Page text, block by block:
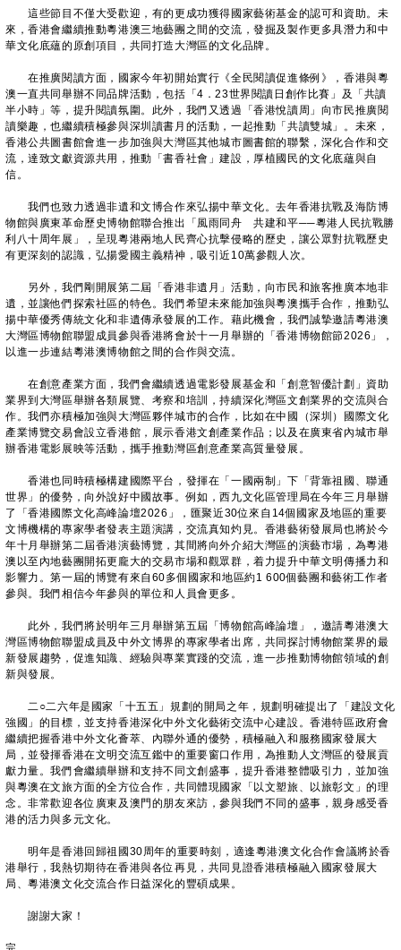
這些節目不僅大受歡迎，有的更成功獲得國家藝術基金的認可和資助。未
來，香港會繼續推動粵港澳三地藝團之間的交流，發掘及製作更多具潛力和中
華文化底蘊的原創項目，共同打造大灣區的文化品牌。
在推廣閱讀方面，國家今年初開始實行《全民閱讀促進條例》，香港與粵
澳一直共同舉辦不同品牌活動，包括「4．23世界閱讀日創作比賽」及「共讀
半小時」等，提升閱讀氛圍。此外，我們又透過「香港悅讀周」向市民推廣閱
讀樂趣，也繼續積極參與深圳讀書月的活動，一起推動「共讀雙城」。未來，
香港公共圖書館會進一步加強與大灣區其他城市圖書館的聯繫，深化合作和交
流，達致文獻資源共用，推動「書香社會」建設，厚植國民的文化底蘊與自
信。
我們也致力透過非遺和文博合作來弘揚中華文化。去年香港抗戰及海防博
物館與廣東革命歷史博物館聯合推出「風雨同舟 共建和平──粵港人民抗戰勝
利八十周年展」，呈現粵港兩地人民齊心抗擊侵略的歷史，讓公眾對抗戰歷史
有更深刻的認識，弘揚愛國主義精神，吸引近10萬參觀人次。
另外，我們剛開展第二屆「香港非遺月」活動，向市民和旅客推廣本地非
遺，並讓他們探索社區的特色。我們希望未來能加強與粵澳攜手合作，推動弘
揚中華優秀傳統文化和非遺傳承發展的工作。藉此機會，我們誠摯邀請粵港澳
大灣區博物館聯盟成員參與香港將會於十一月舉辦的「香港博物館節2026」，
以進一步連結粵港澳博物館之間的合作與交流。
在創意產業方面，我們會繼續透過電影發展基金和「創意智優計劃」資助
業界到大灣區舉辦各類展覽、考察和培訓，持續深化灣區文創業界的交流與合
作。我們亦積極加強與大灣區夥伴城市的合作，比如在中國（深圳）國際文化
產業博覽交易會設立香港館，展示香港文創產業作品；以及在廣東省內城市舉
辦香港電影展映等活動，攜手推動灣區創意產業高質量發展。
香港也同時積極構建國際平台，發揮在「一國兩制」下「背靠祖國、聯通
世界」的優勢，向外說好中國故事。例如，西九文化區管理局在今年三月舉辦
了「香港國際文化高峰論壇2026」，匯聚近30位來自14個國家及地區的重要
文博機構的專家學者發表主題演講，交流真知灼見。香港藝術發展局也將於今
年十月舉辦第二屆香港演藝博覽，其間將向外介紹大灣區的演藝市場，為粵港
澳以至內地藝團開拓更龐大的交易市場和觀眾群，着力提升中華文明傳播力和
影響力。第一屆的博覽有來自60多個國家和地區約1 600個藝團和藝術工作者
參與。我們相信今年參與的單位和人員會更多。
此外，我們將於明年三月舉辦第五屆「博物館高峰論壇」，邀請粵港澳大
灣區博物館聯盟成員及中外文博界的專家學者出席，共同探討博物館業界的最
新發展趨勢，促進知識、經驗與專業實踐的交流，進一步推動博物館領域的創
新與發展。
二○二六年是國家「十五五」規劃的開局之年，規劃明確提出了「建設文化
強國」的目標，並支持香港深化中外文化藝術交流中心建設。香港特區政府會
繼續把握香港中外文化薈萃、內聯外通的優勢，積極融入和服務國家發展大
局，並發揮香港在文明交流互鑑中的重要窗口作用，為推動人文灣區的發展貢
獻力量。我們會繼續舉辦和支持不同文創盛事，提升香港整體吸引力，並加強
與粵澳在文旅方面的全方位合作，共同體現國家「以文塑旅、以旅彰文」的理
念。非常歡迎各位廣東及澳門的朋友來訪，參與我們不同的盛事，親身感受香
港的活力與多元文化。
明年是香港回歸祖國30周年的重要時刻，適逢粵港澳文化合作會議將於香
港舉行，我熱切期待在香港與各位再見，共同見證香港積極融入國家發展大
局、粵港澳文化交流合作日益深化的豐碩成果。
​謝謝大家！